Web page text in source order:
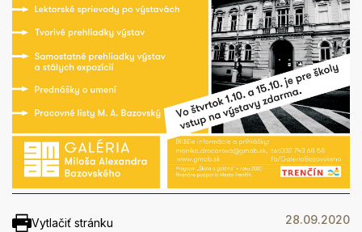
Vytlačiť stránku 28.09.2020